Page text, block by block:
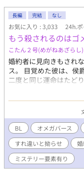
長編 完結 なし
お気に入り : 3,033 24h.
もう殺されるのはゴ
こたん２号(めがねあざらし)
婚約者に見向きもされ
ス。 目覚めた彼は、侯
二度と同じ運命はたど
るが、なんとか相手に
の前に現れた侯爵・ア
優しく、異様に距離
BL オメガバース
すれ違いと拗らせ
ミステリー要素有り